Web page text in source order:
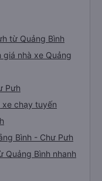
từ Quảng Bình
giá nhà xe Quảng
Pưh
chạy tuyến
Bình - Chư Pưh
Quảng Bình nhanh